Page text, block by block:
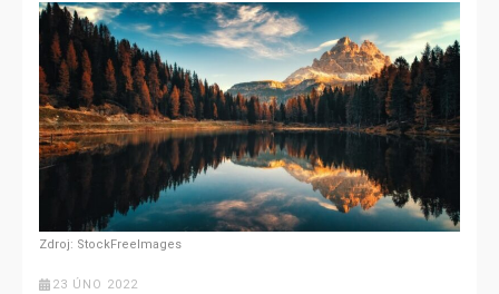
Zdroj: StockFreeImages
23 ÚNO 2022